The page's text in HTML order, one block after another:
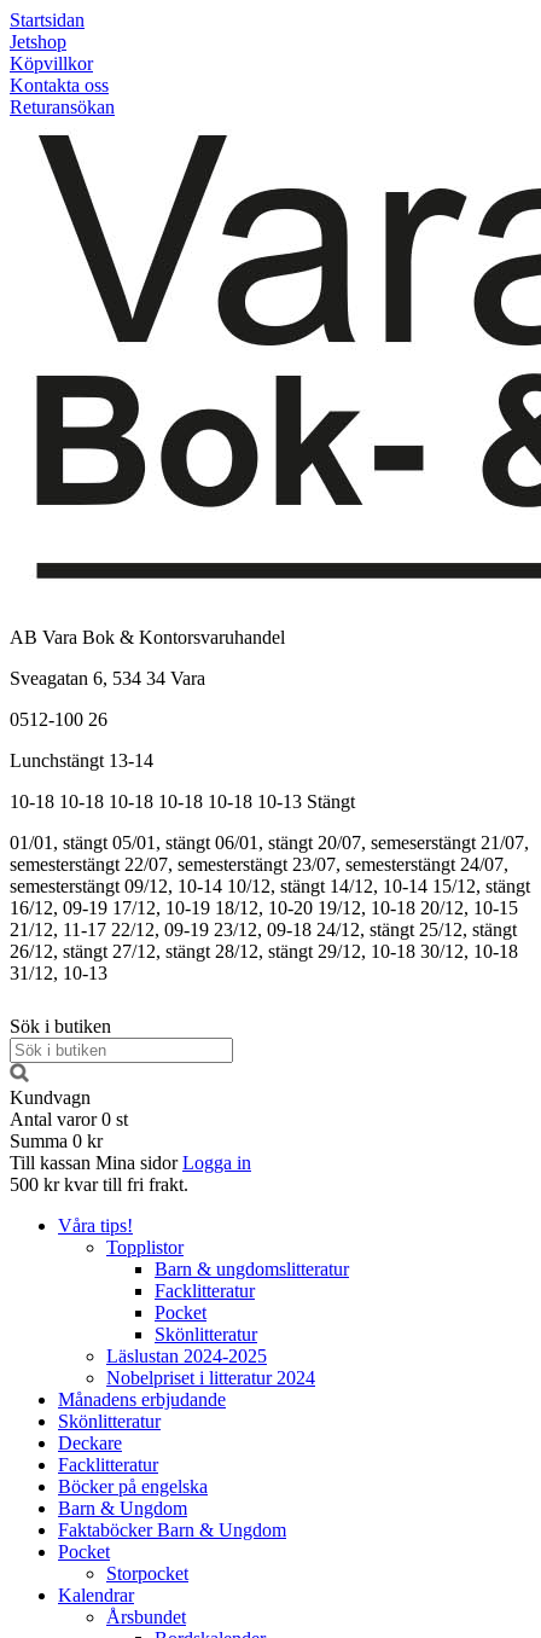
Startsidan
Jetshop
Köpvillkor
Kontakta oss
Returansökan
AB Vara Bok & Kontorsvaruhandel
Sveagatan 6, 534 34 Vara
0512-100 26
Lunchstängt 13-14
10-18 10-18 10-18 10-18 10-18 10-13 Stängt
01/01, stängt 05/01, stängt 06/01, stängt 20/07, semeserstängt 21/07,
semesterstängt 22/07, semesterstängt 23/07, semesterstängt 24/07,
semesterstängt 09/12, 10-14 10/12, stängt 14/12, 10-14 15/12, stängt
16/12, 09-19 17/12, 10-19 18/12, 10-20 19/12, 10-18 20/12, 10-15
21/12, 11-17 22/12, 09-19 23/12, 09-18 24/12, stängt 25/12, stängt
26/12, stängt 27/12, stängt 28/12, stängt 29/12, 10-18 30/12, 10-18
31/12, 10-13
Sök i butiken
Kundvagn
Antal varor 0 st
Summa 0 kr
Till kassan Mina sidor Logga in
500 kr kvar till fri frakt.
Våra tips!
Topplistor
Barn & ungdomslitteratur
Facklitteratur
Pocket
Skönlitteratur
Läslustan 2024-2025
Nobelpriset i litteratur 2024
Månadens erbjudande
Skönlitteratur
Deckare
Facklitteratur
Böcker på engelska
Barn & Ungdom
Faktaböcker Barn & Ungdom
Pocket
Storpocket
Kalendrar
Årsbundet